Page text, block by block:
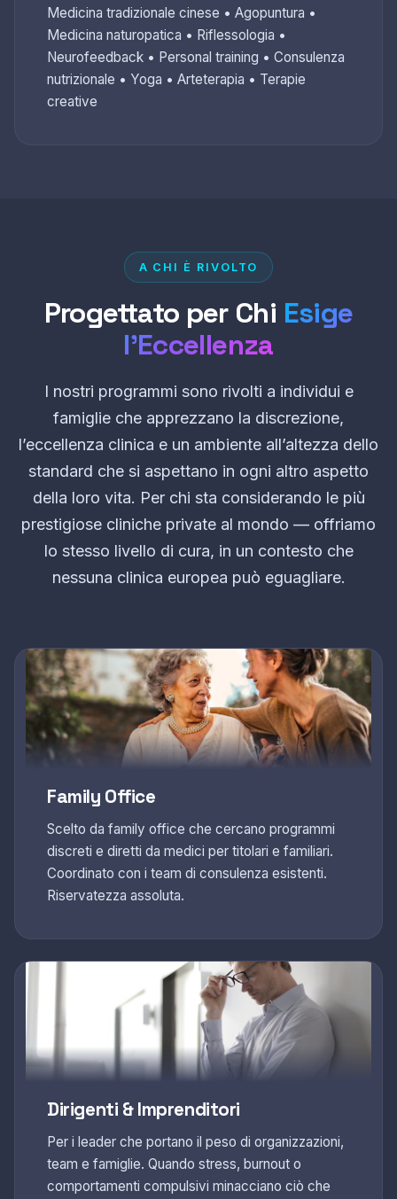
Medicina tradizionale cinese • Agopuntura •
Medicina naturopatica • Riflessologia •
Neurofeedback • Personal training • Consulenza
nutrizionale • Yoga • Arteterapia • Terapie
creative
A CHI È RIVOLTO
Progettato per Chi Esige
l’Eccellenza
I nostri programmi sono rivolti a individui e
famiglie che apprezzano la discrezione,
l’eccellenza clinica e un ambiente all’altezza dello
standard che si aspettano in ogni altro aspetto
della loro vita. Per chi sta considerando le più
prestigiose cliniche private al mondo — offriamo
lo stesso livello di cura, in un contesto che
nessuna clinica europea può eguagliare.
Family Office
Scelto da family office che cercano programmi
discreti e diretti da medici per titolari e familiari.
Coordinato con i team di consulenza esistenti.
Riservatezza assoluta.
Dirigenti & Imprenditori
Per i leader che portano il peso di organizzazioni,
team e famiglie. Quando stress, burnout o
comportamenti compulsivi minacciano ciò che